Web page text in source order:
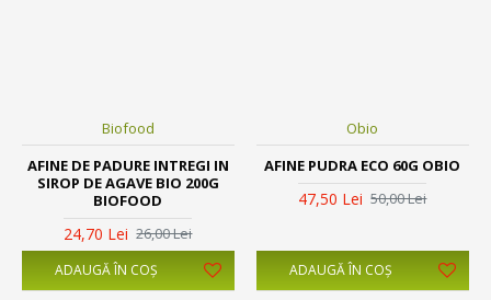
Biofood
AFINE DE PADURE INTREGI IN
SIROP DE AGAVE BIO 200G
BIOFOOD
24,70 Lei 26,00 Lei
ADAUGĂ ÎN COŞ
Obio
AFINE PUDRA ECO 60G OBIO
47,50 Lei 50,00 Lei
ADAUGĂ ÎN COŞ